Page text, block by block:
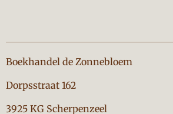
Boekhandel de
Dorpsstraat 162
3925 KG Scherpenzeel